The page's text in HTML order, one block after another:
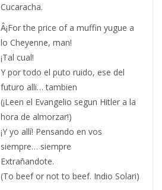
Cucaracha.
Â¡For the price of a muffin yugue a
lo Cheyenne, man!
¡Tal cual!
Y por todo el puto ruido, ese del
futuro alli… tambien
(¡Leen el Evangelio segun Hitler a la
hora de almorzar!)
¡Y yo allí! Pensando en vos
siempre… siempre
Extrañandote.
(To beef or not to beef. Indio Solari)